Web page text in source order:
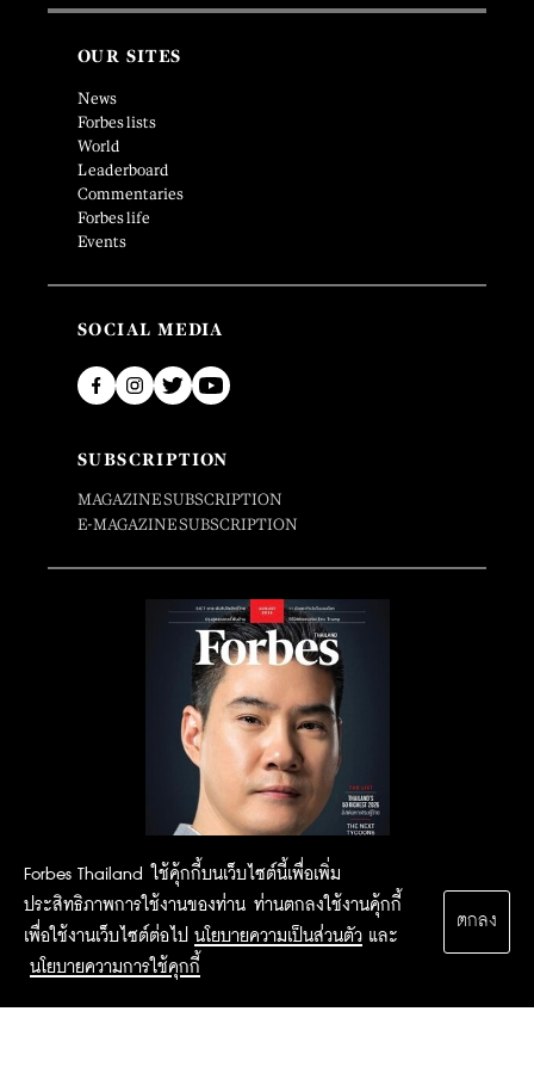
Forbes Thailand ใช้คุ้กกี้บนเว็บไซต์นี้เพื่อเพิ่ม
ประสิทธิภาพการใช้งานของท่าน ท่านตกลงใช้งานคุ้กกี้
เพื่อใช้งานเว็บไซต์ต่อไป นโยบายความเป็นส่วนตัว และ
นโยบายความการใช้คุกกี้
ตกลง
OUR SITES
News
Forbes lists
World
Leaderboard
Commentaries
Forbes life
Events
SOCIAL MEDIA
SUBSCRIPTION
MAGAZINE SUBSCRIPTION
E-MAGAZINE SUBSCRIPTION
2015 Forbesthailand.com ALL RIGHTS RESERVED